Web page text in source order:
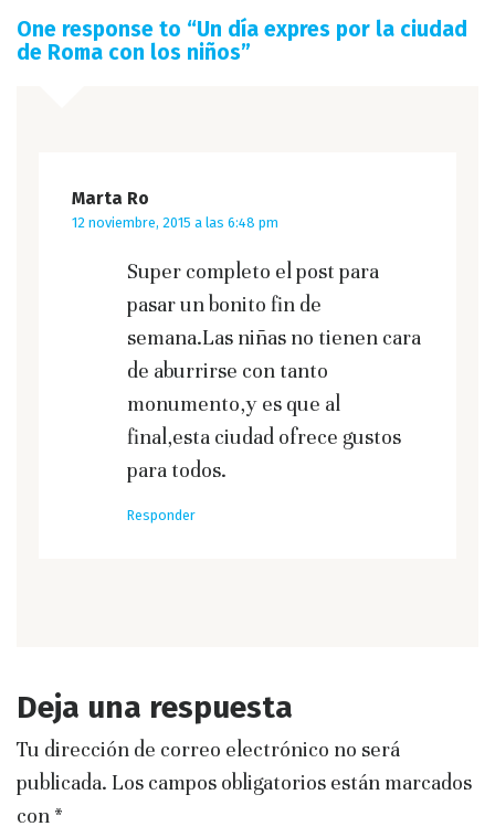
One response to “Un día expres por la ciudad
de Roma con los niños”
Marta Ro
12 noviembre, 2015 a las 6:48 pm
Super completo el post para
pasar un bonito fin de
semana.Las niñas no tienen cara
de aburrirse con tanto
monumento,y es que al
final,esta ciudad ofrece gustos
para todos.
Responder
Deja una respuesta
Tu dirección de correo electrónico no será
publicada. Los campos obligatorios están marcados
con *